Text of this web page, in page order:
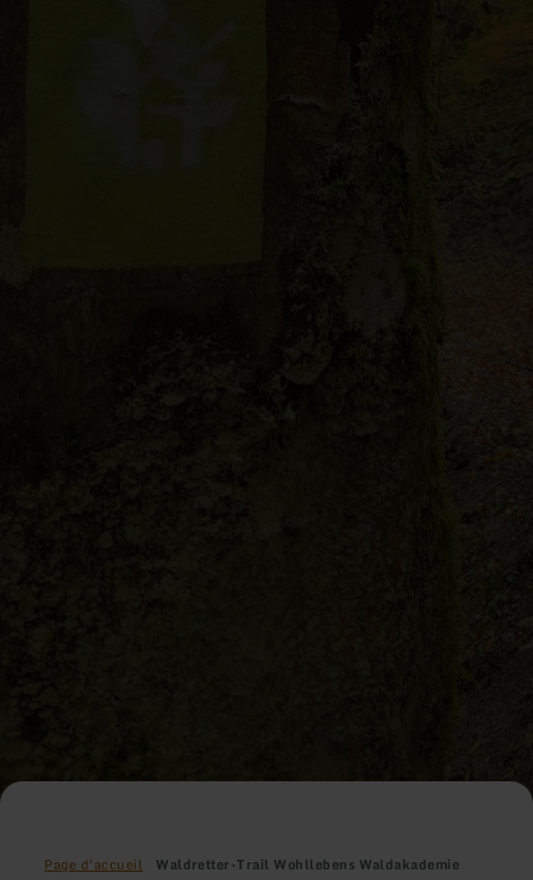
Page d'accueil Waldretter-Trail Wohllebens Waldakademie